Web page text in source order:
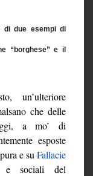
di due esempi di
“borghese” e il
un’ulteriore
che delle
a mo’ di
esposte
e su Fallacie
sociali del